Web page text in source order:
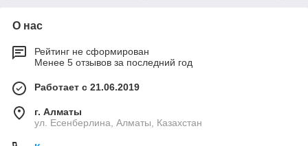
О нас
Рейтинг не сформирован
Менее 5 отзывов за последний год
Работает с 21.06.2019
г. Алматы
ул. Есенберлина, Алматы, Казахстан